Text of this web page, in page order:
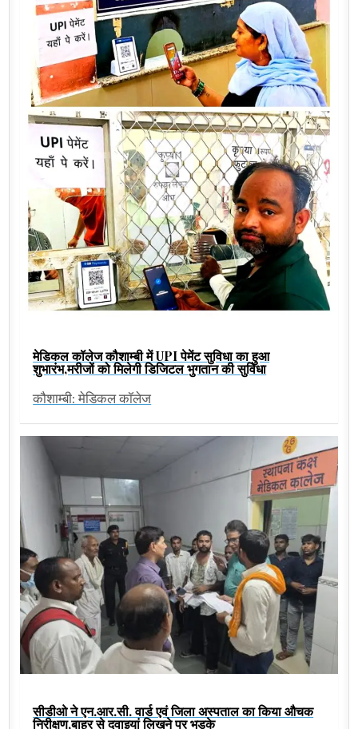
मेडिकल कॉलेज कौशाम्बी में UPI पेमेंट सुविधा का हुआ
शुभारंभ,मरीजों को मिलेगी डिजिटल भुगतान की सुविधा
कौशाम्बी: मेडिकल कॉलेज
सीडीओ ने एन.आर.सी. वार्ड एवं जिला अस्पताल का किया औचक
निरीक्षण,बाहर से दवाइयां लिखने पर भड़के